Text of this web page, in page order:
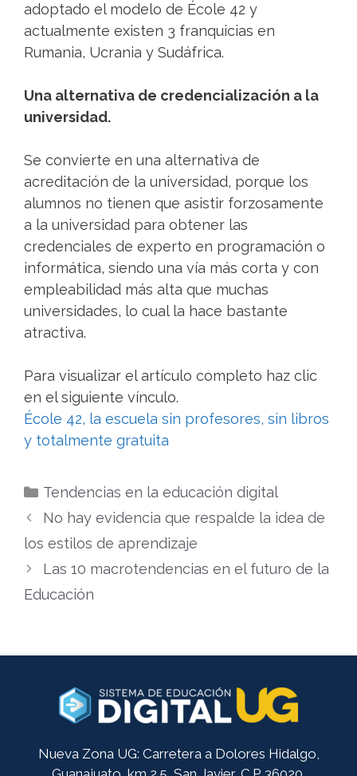
adoptado el modelo de École 42 y
actualmente existen 3 franquicias en
Rumania, Ucrania y Sudáfrica.
Una alternativa de credencialización a la
universidad.
Se convierte en una alternativa de
acreditación de la universidad, porque los
alumnos no tienen que asistir forzosamente
a la universidad para obtener las
credenciales de experto en programación o
informática, siendo una vía más corta y con
empleabilidad más alta que muchas
universidades, lo cual la hace bastante
atractiva.
Para visualizar el artículo completo haz clic
en el siguiente vínculo.
École 42, la escuela sin profesores, sin libros
y totalmente gratuita
Categorías
Tendencias en la educación digital
No hay evidencia que respalde la idea de
los estilos de aprendizaje
Las 10 macrotendencias en el futuro de la
Educación
Nueva Zona UG: Carretera a Dolores Hidalgo,